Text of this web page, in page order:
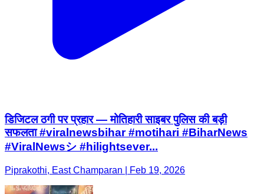
डिजिटल ठगी पर प्रहार — मोतिहारी साइबर पुलिस की बड़ी
सफलता #viralnewsbihar #motihari #BiharNews
#ViralNewsシ #hilightsever...
Piprakothi, East Champaran | Feb 19, 2026